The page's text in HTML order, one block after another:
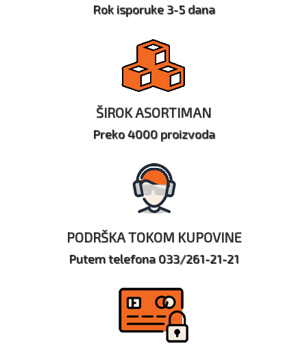
Rok isporuke 3-5 dana
ŠIROK ASORTIMAN
Preko 4000 proizvoda
PODRŠKA TOKOM KUPOVINE
Putem telefona 033/261-21-21